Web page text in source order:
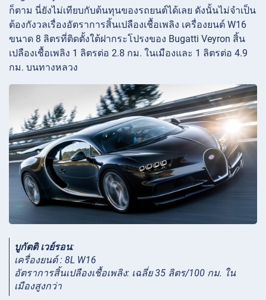
ก็ตาม นี่ยังไม่เทียบกับต้นทุนของรถยนต์ได้เลย ดังนั้นไม่จำเป็น
ต้องกังวลเรื่องอัตราการสิ้นเปลืองเชื้อเพลิง เครื่องยนต์ W16
ขนาด 8 ลิตรที่ติดตั้งใต้ฝากระโปรงของ Bugatti Veyron สิ้น
เปลืองเชื้อเพลิง 1 ลิตรต่อ 2.8 กม. ในเมืองและ 1 ลิตรต่อ 4.9
กม. บนทางหลวง
บูกัตติ เวย์รอน:
เครื่องยนต์ : 8L W16
อัตราการสิ้นเปลืองเชื้อเพลิง: เฉลี่ย 35 ลิตร/100 กม. ใน
เมืองสูงกว่า